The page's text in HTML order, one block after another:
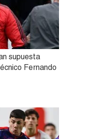
supuesta
Fernando